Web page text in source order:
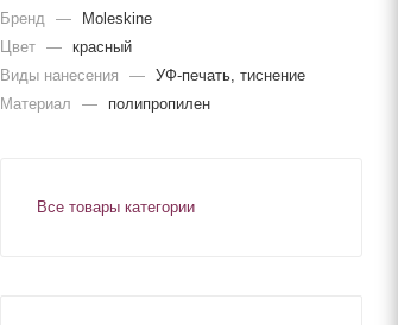
Бренд
—
Moleskine
Цвет — красный
Виды нанесения
— УФ-печать, тиснение
Материал
— полипропилен
Все товары категории